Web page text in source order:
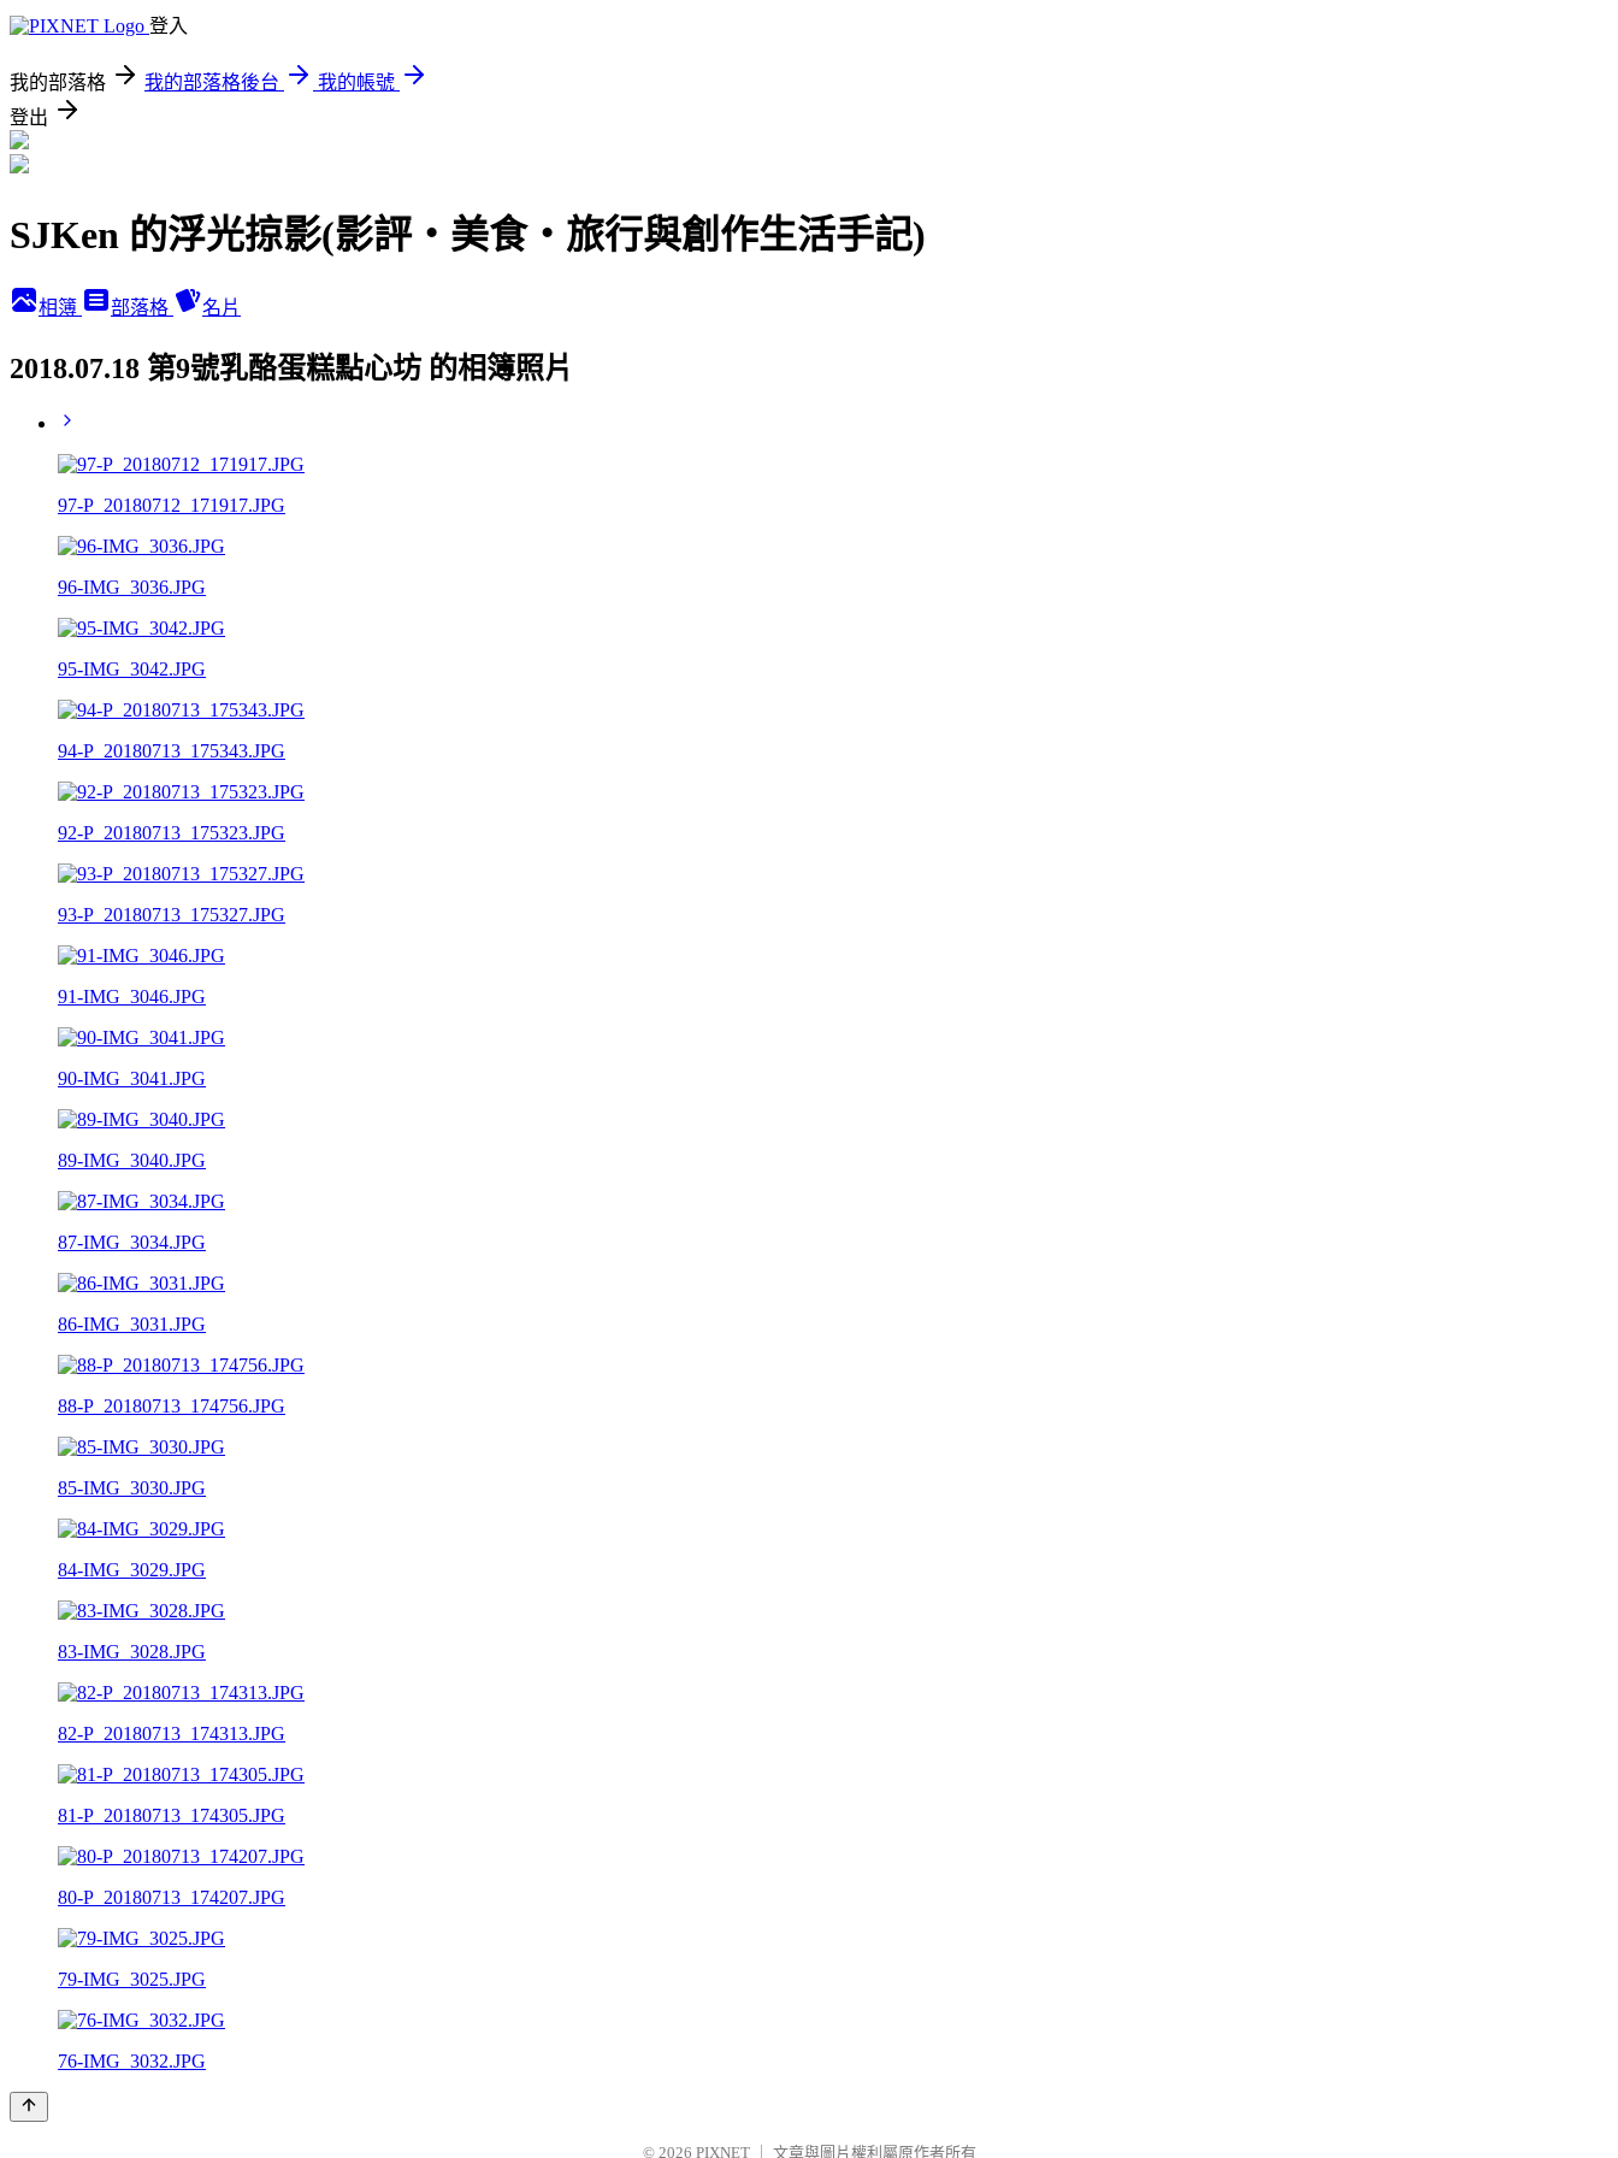
登入
我的部落格 我的部落格後台
我的帳號
登出
SJKen 的浮光掠影(影評‧美食‧旅行與創作生活手記)
相簿 部落格 名片
2018.07.18 第9號乳酪蛋糕點心坊 的相簿照片
97-P_20180712_171917.JPG
96-IMG_3036.JPG
95-IMG_3042.JPG
94-P_20180713_175343.JPG
92-P_20180713_175323.JPG
93-P_20180713_175327.JPG
91-IMG_3046.JPG
90-IMG_3041.JPG
89-IMG_3040.JPG
87-IMG_3034.JPG
86-IMG_3031.JPG
88-P_20180713_174756.JPG
85-IMG_3030.JPG
84-IMG_3029.JPG
83-IMG_3028.JPG
82-P_20180713_174313.JPG
81-P_20180713_174305.JPG
80-P_20180713_174207.JPG
79-IMG_3025.JPG
76-IMG_3032.JPG
© 2026 PIXNET 文章與圖片權利屬原作者所有